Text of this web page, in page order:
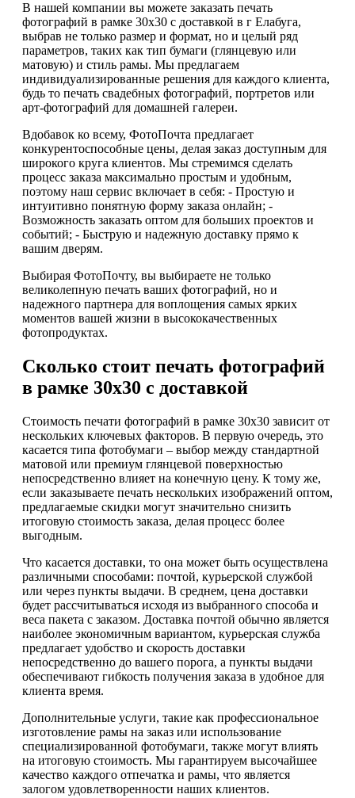
В нашей компании вы можете заказать печать
фотографий в рамке 30х30 с доставкой в г Елабуга,
выбрав не только размер и формат, но и целый ряд
параметров, таких как тип бумаги (глянцевую или
матовую) и стиль рамы. Мы предлагаем
индивидуализированные решения для каждого клиента,
будь то печать свадебных фотографий, портретов или
арт-фотографий для домашней галереи.
Вдобавок ко всему, ФотоПочта предлагает
конкурентоспособные цены, делая заказ доступным для
широкого круга клиентов. Мы стремимся сделать
процесс заказа максимально простым и удобным,
поэтому наш сервис включает в себя: - Простую и
интуитивно понятную форму заказа онлайн; -
Возможность заказать оптом для больших проектов и
событий; - Быструю и надежную доставку прямо к
вашим дверям.
Выбирая ФотоПочту, вы выбираете не только
великолепную печать ваших фотографий, но и
надежного партнера для воплощения самых ярких
моментов вашей жизни в высококачественных
фотопродуктах.
Сколько стоит печать фотографий
в рамке 30х30 с доставкой
Стоимость печати фотографий в рамке 30х30 зависит от
нескольких ключевых факторов. В первую очередь, это
касается типа фотобумаги – выбор между стандартной
матовой или премиум глянцевой поверхностью
непосредственно влияет на конечную цену. К тому же,
если заказываете печать нескольких изображений оптом,
предлагаемые скидки могут значительно снизить
итоговую стоимость заказа, делая процесс более
выгодным.
Что касается доставки, то она может быть осуществлена
различными способами: почтой, курьерской службой
или через пункты выдачи. В среднем, цена доставки
будет рассчитываться исходя из выбранного способа и
веса пакета с заказом. Доставка почтой обычно является
наиболее экономичным вариантом, курьерская служба
предлагает удобство и скорость доставки
непосредственно до вашего порога, а пункты выдачи
обеспечивают гибкость получения заказа в удобное для
клиента время.
Дополнительные услуги, такие как профессиональное
изготовление рамы на заказ или использование
специализированной фотобумаги, также могут влиять
на итоговую стоимость. Мы гарантируем высочайшее
качество каждого отпечатка и рамы, что является
залогом удовлетворенности наших клиентов.